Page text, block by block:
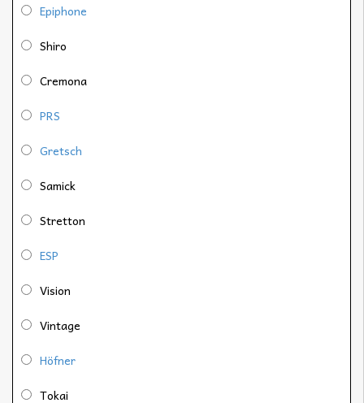
Epiphone
Shiro
Cremona
PRS
Gretsch
Samick
Stretton
ESP
Vision
Vintage
Höfner
Tokai